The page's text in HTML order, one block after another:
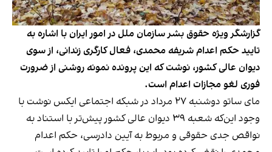
گزارشگر ویژه حقوق بشر سازمان ملل در امور ایران با اشاره به
تایید حکم اعدام شریفه محمدی، فعال کارگری زندانی، از سوی
دیوان عالی کشور، نوشت که این پرونده نمونه روشنی از ضرورت
فوری لغو مجازات اعدام است.
مای ساتو دوشنبه ۲۷ مرداد در شبکه اجتماعی ایکس نوشت با
وجود این‌که شعبه‌ ۳۹ دیوان عالی کشور پیش‌تر با استناد به
نواقص جدی حقوقی و مربوط به آیین‌ دادرسی، حکم اعدام